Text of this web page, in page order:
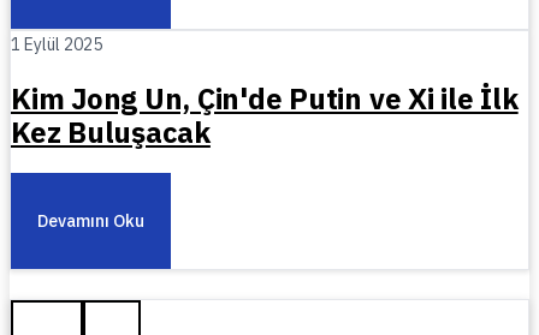
1 Eylül 2025
Kim Jong Un, Çin'de Putin ve Xi ile İlk
Kez Buluşacak
Devamını Oku